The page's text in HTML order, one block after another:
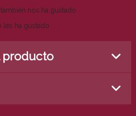
nos ha gustado.
les ha gustado
producto